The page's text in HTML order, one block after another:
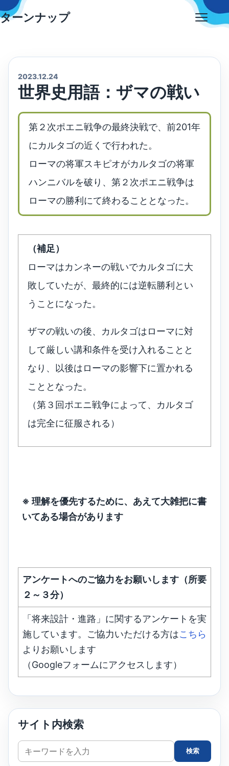
Skip
to
ターンナップ
2023.12.24
世界史用語：ザマの戦い
第２次ポエニ戦争の最終決戦で、前201年
にカルタゴの近くで行われた。
ローマの将軍スキピオがカルタゴの将軍
ハンニバルを破り、第２次ポエニ戦争は
ローマの勝利にて終わることとなった。
（補足）
ローマはカンネーの戦いでカルタゴに大
敗していたが、最終的には逆転勝利とい
うことになった。
ザマの戦いの後、カルタゴはローマに対
して厳しい講和条件を受け入れることと
なり、以後はローマの影響下に置かれる
こととなった。
（第３回ポエニ戦争によって、カルタゴ
は完全に征服される）
※ 理解を優先するために、あえて大雑把に書
いてある場合があります
アンケートへのご協力をお願いします（所要
２～３分）
「将来設計・進路」に関するアンケートを実
施しています。ご協力いただける方はこちら
よりお願いします
（Googleフォームにアクセスします）
サイト内検索
サ
イ
検索